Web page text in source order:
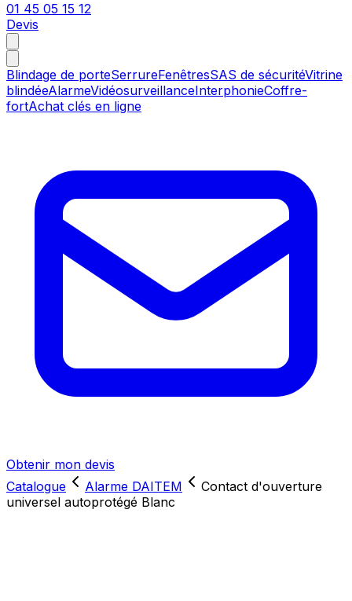
01 45 05 15 12
Devis
Blindage de porteSerrureFenêtresSAS de sécuritéVitrine
blindéeAlarmeVidéosurveillanceInterphonieCoffre-
fortAchat clés en ligne
Obtenir mon devis
Catalogue
Alarme DAITEM
Contact d'ouverture
universel autoprotégé Blanc